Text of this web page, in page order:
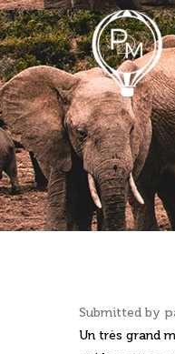
Submitted by
Un très grand